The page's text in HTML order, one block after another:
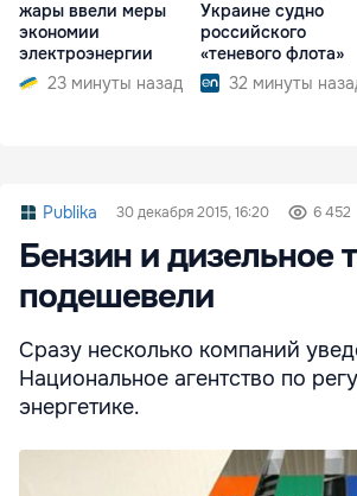
жары ввели меры
экономии
электроэнергии
23 минуты назад
Украине судно
российского
«теневого флота»
32 минуты
Publika 30 декабря 2015, 16:20 6 452
Бензин и дизельное
подешевели
Сразу несколько компаний
Национальное агентство по
энергетике.